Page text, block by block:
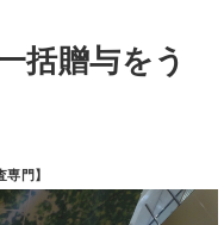
括贈与をう
門】